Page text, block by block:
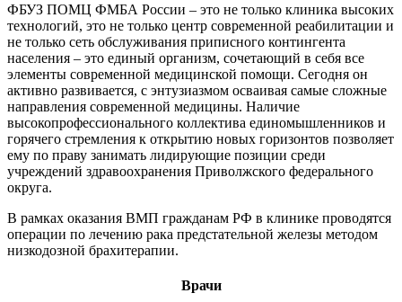
ФБУЗ ПОМЦ ФМБА России – это не только клиника высоких
технологий, это не только центр современной реабилитации и
не только сеть обслуживания приписного контингента
населения – это единый организм, сочетающий в себя все
элементы современной медицинской помощи. Сегодня он
активно развивается, с энтузиазмом осваивая самые сложные
направления современной медицины. Наличие
высокопрофессионального коллектива единомышленников и
горячего стремления к открытию новых горизонтов позволяет
ему по праву занимать лидирующие позиции среди
учреждений здравоохранения Приволжского федерального
округа.
В рамках оказания ВМП гражданам РФ в клинике проводятся
операции по лечению рака предстательной железы методом
низкодозной брахитерапии.
Врачи